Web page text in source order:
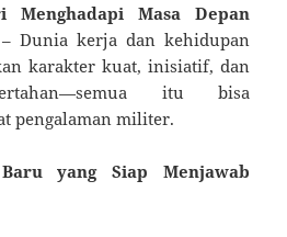
Menghadapi Masa Depan
Dunia kerja dan kehidupan
karakter kuat, inisiatif, dan
itu bisa
pengalaman militer.
yang Siap Menjawab